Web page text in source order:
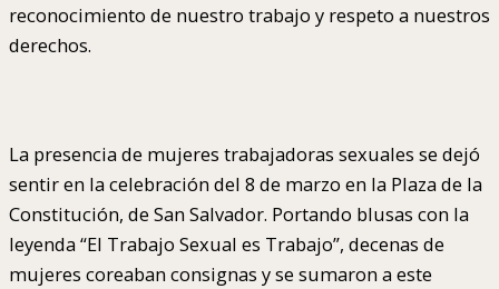
reconocimiento de nuestro trabajo y respeto a nuestros
derechos.
La presencia de mujeres trabajadoras sexuales se dejó
sentir en la celebración del 8 de marzo en la Plaza de la
Constitución, de San Salvador. Portando blusas con la
leyenda “El Trabajo Sexual es Trabajo”, decenas de
mujeres coreaban consignas y se sumaron a este